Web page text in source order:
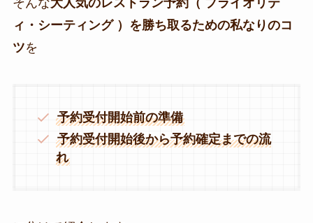
そんな大人気のレストラン予約（ プライオリテ
ィ・シーティング ）を勝ち取るための私なりのコ
ツを
予約受付開始前の準備
予約受付開始後から予約確定までの流
れ